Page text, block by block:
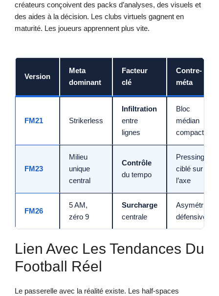
créateurs conçoivent des packs d’analyses, des visuels et
des aides à la décision. Les clubs virtuels gagnent en
maturité. Les joueurs apprennent plus vite.
Version
Meta
dominant
Facteur
clé
Contre-
méta
FM21 Strikerless
Infiltration
entre
lignes
Bloc
médian
compact
FM23
Milieu
unique
central
Contrôle
du tempo
Pressing
ciblé sur
l’axe
FM26
5 AM,
zéro 9
Surcharge
centrale
Asymétries
défensives
Lien Avec Les Tendances Du
Football Réel
Le passerelle avec la réalité existe. Les half-spaces